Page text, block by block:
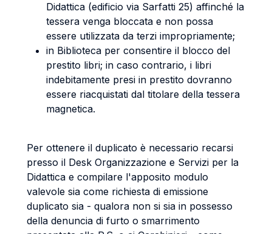
Didattica (edificio via Sarfatti 25) affinché la
tessera venga bloccata e non possa
essere utilizzata da terzi impropriamente;
in Biblioteca per consentire il blocco del
prestito libri; in caso contrario, i libri
indebitamente presi in prestito dovranno
essere riacquistati dal titolare della tessera
magnetica.
Per ottenere il duplicato è necessario recarsi
presso il Desk Organizzazione e Servizi per la
Didattica e compilare l'apposito modulo
valevole sia come richiesta di emissione
duplicato sia - qualora non si sia in possesso
della denuncia di furto o smarrimento